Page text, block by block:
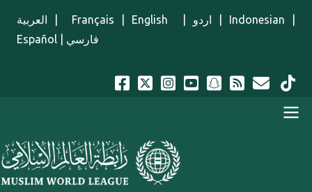
العربية
Français English اردو Indonesian
Español
فارسي